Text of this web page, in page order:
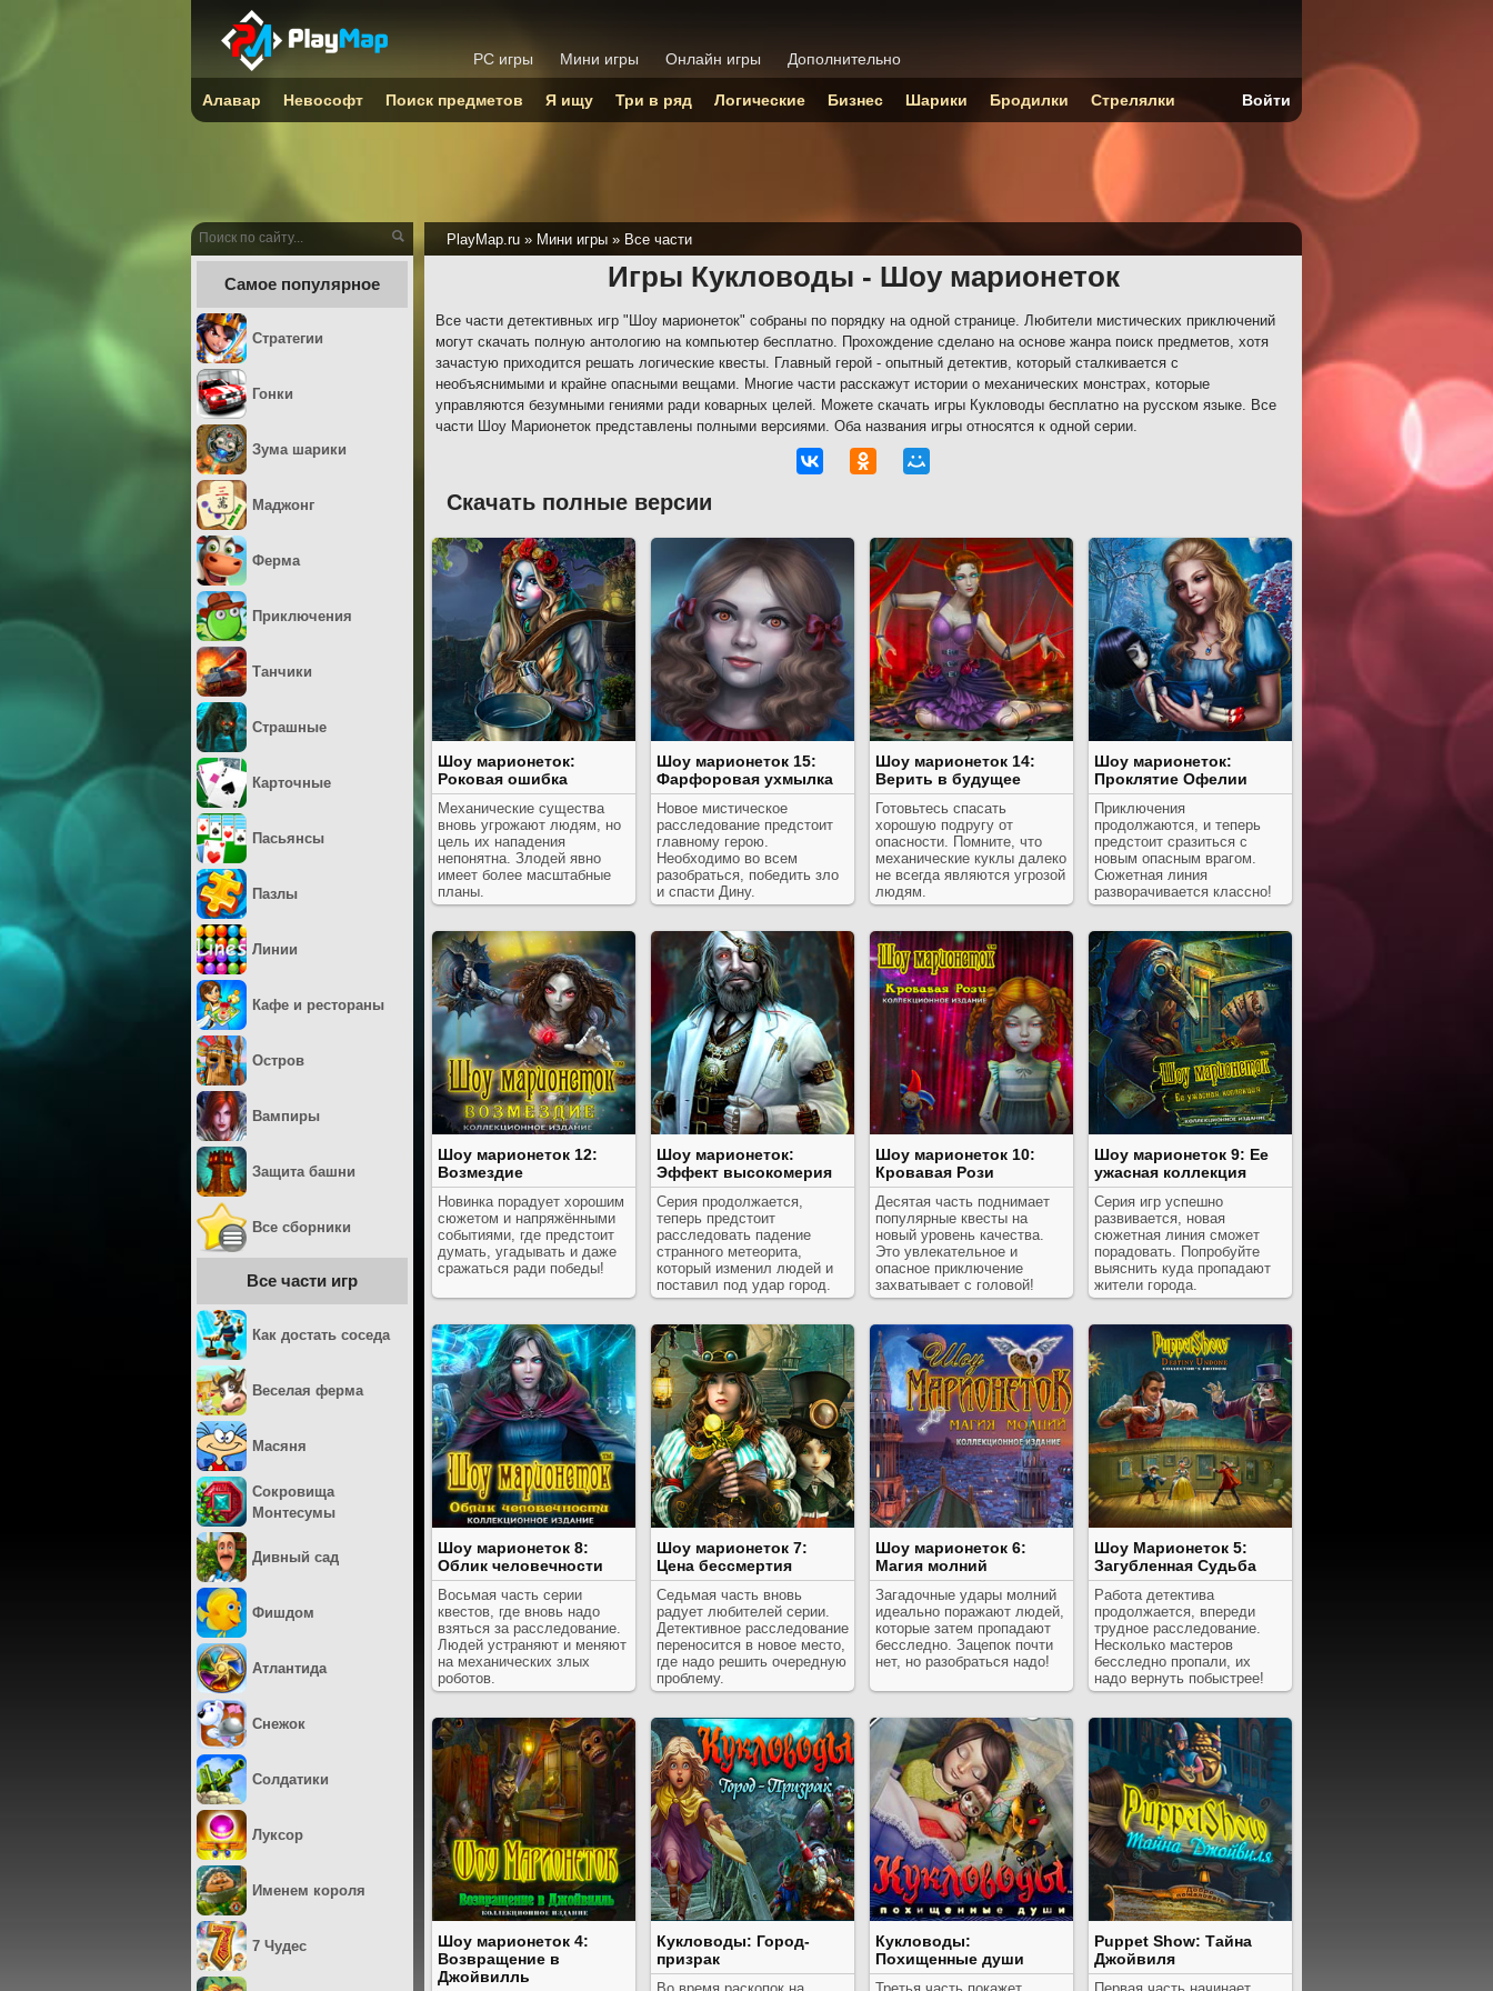
PlayMap.ru » Мини игры » Все части
Игры Кукловоды - Шоу марионеток
Все части детективных игр "Шоу марионеток" собраны по порядку на одной странице. Любители мистических приключений
могут скачать полную антологию на компьютер бесплатно. Прохождение сделано на основе жанра поиск предметов, хотя
зачастую приходится решать логические квесты. Главный герой - опытный детектив, который сталкивается с
необъяснимыми и крайне опасными вещами. Многие части расскажут истории о механических монстрах, которые
управляются безумными гениями ради коварных целей. Можете скачать игры Кукловоды бесплатно на русском языке. Все
части Шоу Марионеток представлены полными версиями. Оба названия игры относятся к одной серии.
Скачать полные версии
Шоу марионеток:
Роковая ошибка
Механические существа
вновь угрожают людям, но
цель их нападения
непонятна. Злодей явно
имеет более масштабные
планы.
Шоу марионеток 15:
Фарфоровая ухмылка
Новое мистическое
расследование предстоит
главному герою.
Необходимо во всем
разобраться, победить зло
и спасти Дину.
Шоу марионеток 14:
Верить в будущее
Готовьтесь спасать
хорошую подругу от
опасности. Помните, что
механические куклы далеко
не всегда являются угрозой
людям.
Шоу марионеток:
Проклятие Офелии
Приключения
продолжаются, и теперь
предстоит сразиться с
новым опасным врагом.
Сюжетная линия
разворачивается классно!
Шоу марионеток 12:
Возмездие
Новинка порадует хорошим
сюжетом и напряжёнными
событиями, где предстоит
думать, угадывать и даже
сражаться ради победы!
Шоу марионеток:
Эффект высокомерия
Серия продолжается,
теперь предстоит
расследовать падение
странного метеорита,
который изменил людей и
поставил под удар город.
Шоу марионеток 10:
Кровавая Рози
Десятая часть поднимает
популярные квесты на
новый уровень качества.
Это увлекательное и
опасное приключение
захватывает с головой!
Шоу марионеток 9: Ее
ужасная коллекция
Серия игр успешно
развивается, новая
сюжетная линия сможет
порадовать. Попробуйте
выяснить куда пропадают
жители города.
Шоу марионеток 8:
Облик человечности
Восьмая часть серии
квестов, где вновь надо
взяться за расследование.
Людей устраняют и меняют
на механических злых
роботов.
Шоу марионеток 7:
Цена бессмертия
Седьмая часть вновь
радует любителей серии.
Детективное расследование
переносится в новое место,
где надо решить очередную
проблему.
Шоу марионеток 6:
Магия молний
Загадочные удары молний
идеально поражают людей,
которые затем пропадают
бесследно. Зацепок почти
нет, но разобраться надо!
Шоу Марионеток 5:
Загубленная Судьба
Работа детектива
продолжается, впереди
трудное расследование.
Несколько мастеров
бесследно пропали, их
надо вернуть побыстрее!
Шоу марионеток 4:
Возвращение в
Джойвилль
Кукловоды: Город-
призрак
Кукловоды:
Похищенные души
Puppet Show: Тайна
Джойвиля
Самое популярное
Стратегии
Гонки
Зума шарики
Маджонг
Ферма
Приключения
Танчики
Страшные
Карточные
Пасьянсы
Пазлы
Линии
Кафе и рестораны
Остров
Вампиры
Защита башни
Все сборники
Все части игр
Как достать соседа
Веселая ферма
Масяня
Сокровища
Монтесумы
Дивный сад
Фишдом
Атлантида
Снежок
Солдатики
Луксор
Именем короля
7 Чудес
PC игры Мини игры Онлайн игры Дополнительно
Алавар Невософт Поиск предметов Я ищу Три в ряд Логические Бизнес Шарики Бродилки Стрелялки Войти